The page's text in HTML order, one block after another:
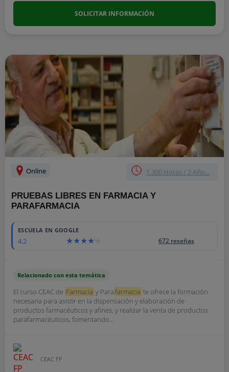
SOLICITAR INFORMACIÓN
Online 1.300 Horas / 2 Año...
PRUEBAS LIBRES EN FARMACIA Y
PARAFARMACIA
ESCUELA EN GOOGLE
4.2 672 reseñas
Relacionado con esta temática
El curso CEAC de Farmacia y Parafarmacia te ofrece la formación
necesaria para asistir en la dispensación y elaboración de
productos farmacéuticos y afines, y realizar la venta de productos
parafarmacéuticos, fomentando...
CEAC FP